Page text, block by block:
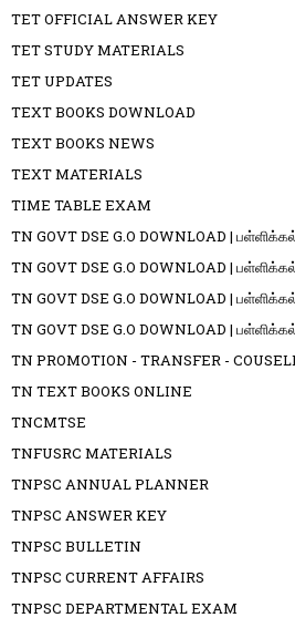
TET OFFICIAL ANSWER KEY
TET STUDY MATERIALS
TET UPDATES
TEXT BOOKS DOWNLOAD
TEXT BOOKS NEWS
TEXT MATERIALS
TIME TABLE EXAM
TN GOVT DSE G.O DOWNLOAD |
TN GOVT DSE G.O DOWNLOAD |
TN GOVT DSE G.O DOWNLOAD |
TN GOVT DSE G.O DOWNLOAD |
TN PROMOTION - TRANSFER -
TN TEXT BOOKS ONLINE
TNCMTSE
TNFUSRC MATERIALS
TNPSC ANNUAL PLANNER
TNPSC ANSWER KEY
TNPSC BULLETIN
TNPSC CURRENT AFFAIRS
TNPSC DEPARTMENTAL EXAM